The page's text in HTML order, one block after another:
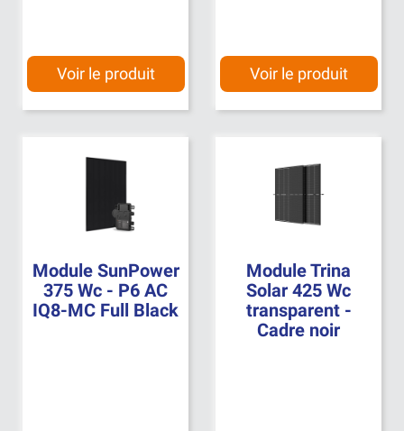
Voir le produit Voir le produit
Module SunPower
375 Wc - P6 AC
IQ8-MC Full Black
Module Trina
Solar 425 Wc
transparent -
Cadre noir